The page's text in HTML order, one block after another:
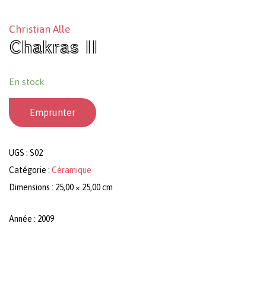
Christian Alle
Chakras II
En stock
Emprunter
UGS : S02
Catégorie : Céramique
Dimensions : 25,00 × 25,00 cm
Année : 2009